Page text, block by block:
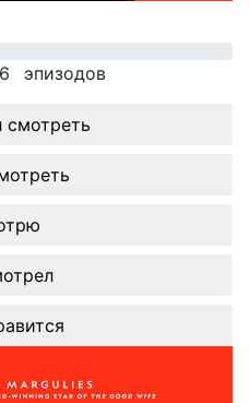
6 эпизодов
смотреть